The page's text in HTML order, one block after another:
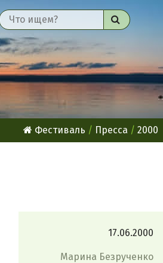
Найти
Фестиваль Пресса 2000
17.06.2000
Марина Безрученко